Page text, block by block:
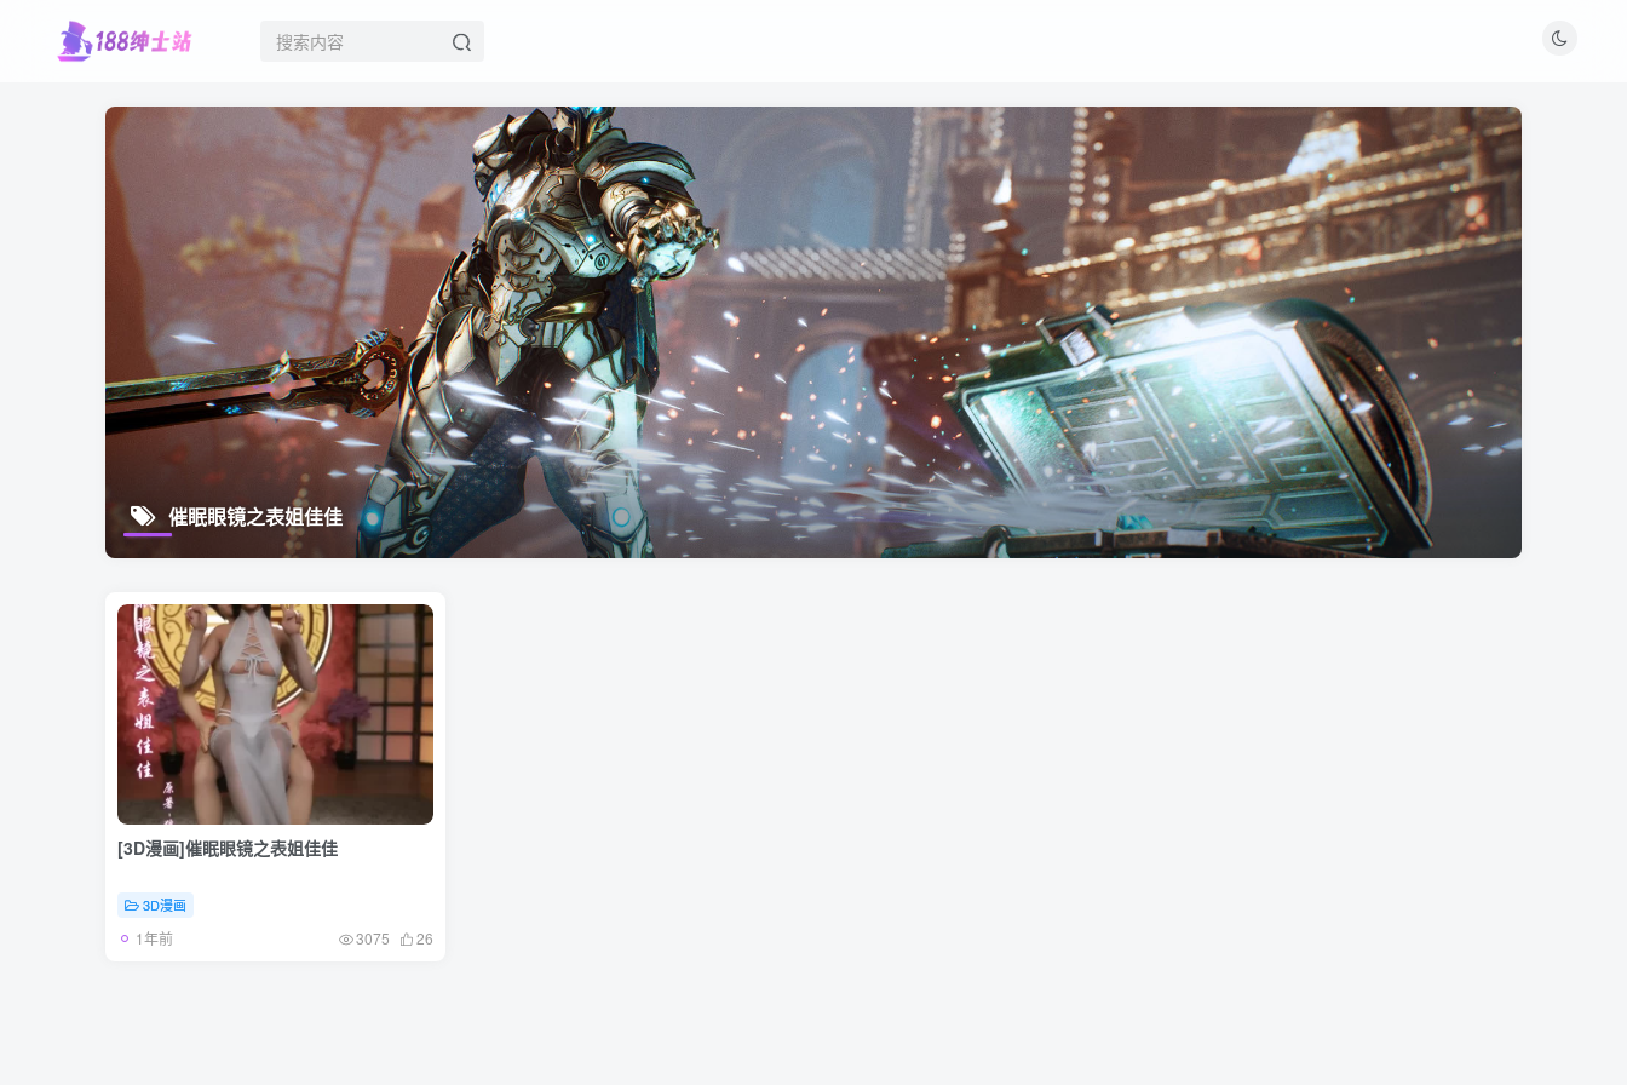
催眠眼镜之表姐佳佳
[3D漫画]催眠眼镜之表姐佳佳
3D漫画
1年前 3075 26